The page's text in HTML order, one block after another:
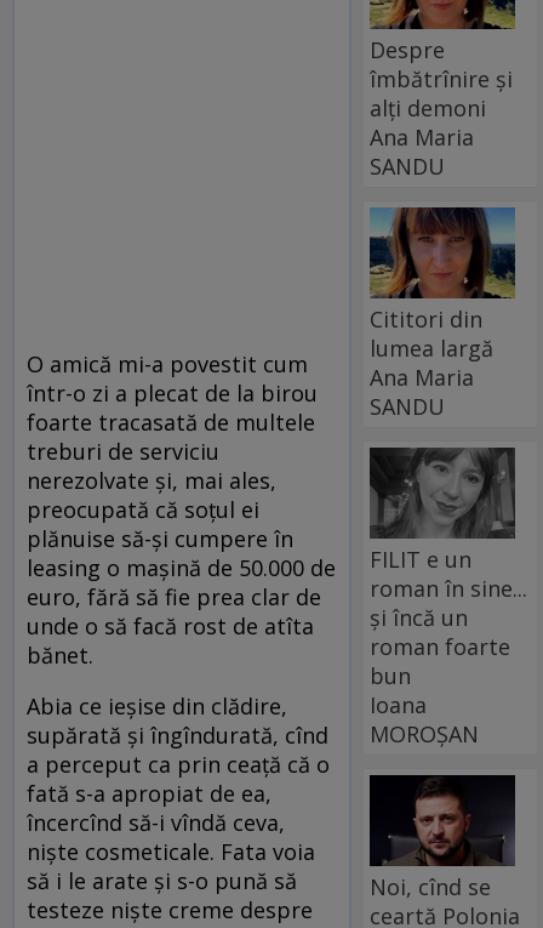
O amică mi-a povestit cum
într-o zi a plecat de la birou
foarte tracasată de multele
treburi de serviciu
nerezolvate şi, mai ales,
preocupată că soţul ei
plănuise să-şi cumpere în
leasing o maşină de 50.000 de
euro, fără să fie prea clar de
unde o să facă rost de atîta
bănet.
Abia ce ieşise din clădire,
supărată şi îngîndurată, cînd
a perceput ca prin ceaţă că o
fată s-a apropiat de ea,
încercînd să-i vîndă ceva,
nişte cosmeticale. Fata voia
să i le arate şi s-o pună să
testeze nişte creme despre
Despre
îmbătrînire și
alți demoni
Ana Maria
SANDU
Cititori din
lumea largă
Ana Maria
SANDU
FILIT e un
roman în sine...
și încă un
roman foarte
bun
Ioana
MOROȘAN
Noi, cînd se
ceartă Polonia